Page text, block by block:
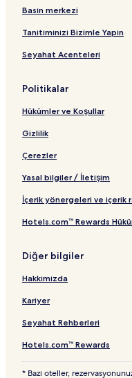
Basın merkezi
Tanıtımınızı Bizimle Yapın
Seyahat Acenteleri
Politikalar
Hükümler ve Koşullar
Gizlilik
Çerezler
Yasal bilgiler / İletişim
İçerik yönergeleri ve içerik
Hotels.com™ Rewards
Diğer bilgiler
Hakkımızda
Kariyer
Seyahat Rehberleri
Hotels.com™ Rewards
* Bazı oteller,